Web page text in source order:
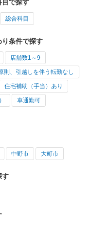
目で探す
総合科目
条件で探す
店舗数1～9
則、引越しを伴う転勤なし
住宅補助（手当）あり
車通勤可
中野市 大町市
す